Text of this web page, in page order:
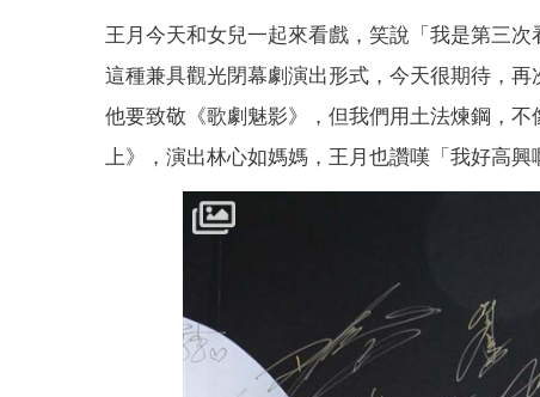
王月今天和女兒一起來看戲，笑說「我是第三
這種兼具觀光閉幕劇演出形式，今天很期待，
他要致敬《歌劇魅影》，但我們用土法煉鋼，
上》，演出林心如媽媽，王月也讚嘆「我好高興